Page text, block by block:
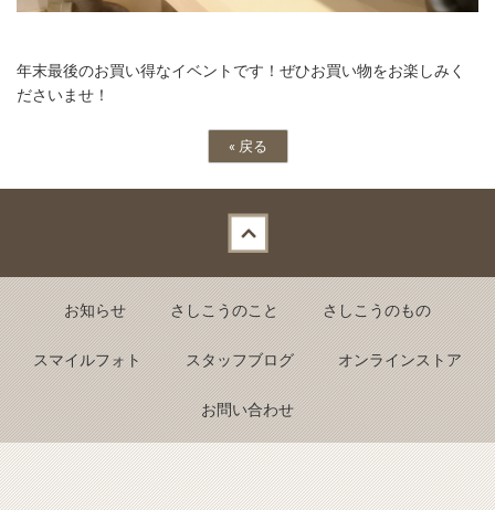
年末最後のお買い得なイベントです！ぜひお買い物をお楽しみく
ださいませ！
« 戻る
お知らせ さしこうのこと さしこうのもの
スマイルフォト スタッフブログ オンラインストア
お問い合わせ
Back to top